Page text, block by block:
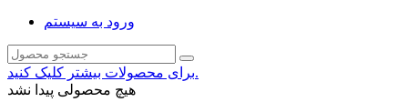
ورود به سیستم
برای محصولات بیشتر کلیک کنید.
هیچ محصولی پیدا نشد